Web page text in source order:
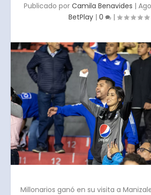
Publicado por Camila Benavides |
BetPlay | 0 |
Millonarios ganó en su visita a